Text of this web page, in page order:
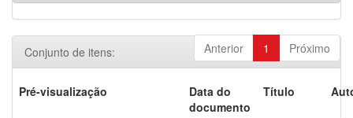
Anterior 1 Próximo
Conjunto de itens:
Pré-visualização
Data do
documento
Título